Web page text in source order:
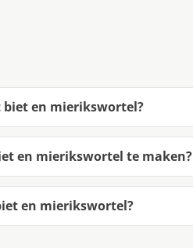
biet en mierikswortel?
en mierikswortel te maken?
en mierikswortel?